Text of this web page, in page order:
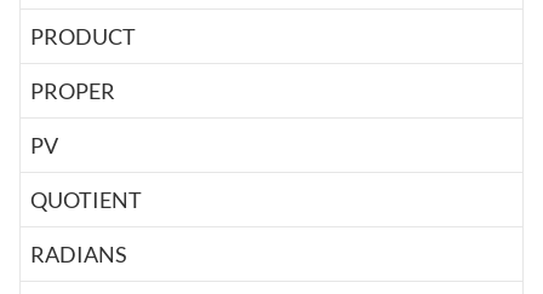
PRODUCT
PROPER
PV
QUOTIENT
RADIANS